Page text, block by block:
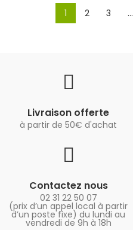
1 2 3 …
Livraison offerte
à partir de 50€ d'achat
Contactez nous
02 31 22 50 07
(prix d’un appel local à partir
d’un poste fixe) du lundi au
vendredi de 9h à 18h